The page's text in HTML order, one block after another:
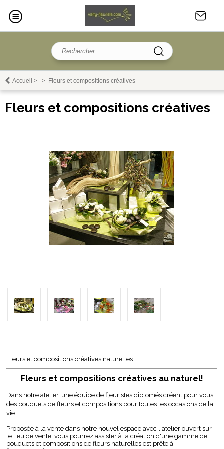
Accueil > > Fleurs et compositions créatives
Fleurs et compositions créatives
Fleurs et compositions créatives naturelles
Fleurs et compositions créatives au naturel!
Dans notre atelier, une équipe de fleuristes diplomés créent pour vous
des bouquets de fleurs et compositions pour toutes les occasions de la
vie.
Proposée à la vente dans notre nouvel espace avec l'atelier ouvert sur
le lieu de vente, vous pourrez assister à la création d'une gamme de
bouquets et compositions de fleurs naturelles est prête à